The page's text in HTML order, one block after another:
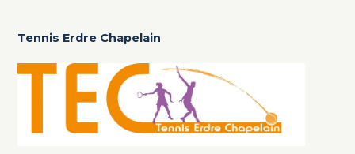
Tennis Erdre Chapelain